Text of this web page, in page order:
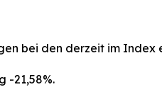
bei den derzeit im
-21,58%.